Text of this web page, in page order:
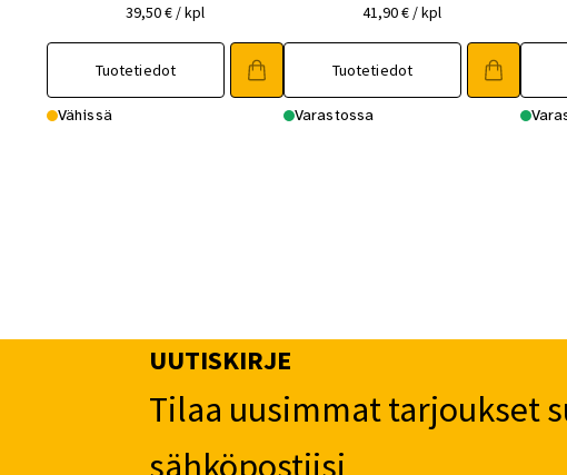
39,50€ / kpl
Tuotetiedot
Vähissä
41,90€ / kpl
Tuotetiedot
Varastossa
UUTISKIRJE
Tilaa uusimmat tarjoukset
sähköpostiisi